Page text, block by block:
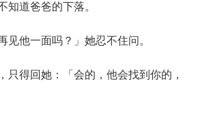
知道爸爸的下落。
他一面吗？」她忍不住问。
得回她：「会的，他会找到你的，